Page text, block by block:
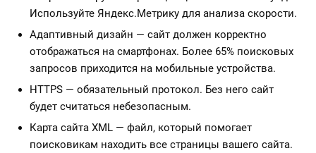
Используйте Яндекс.Метрику для анализа скорости.
Адаптивный дизайн — сайт должен корректно
отображаться на смартфонах. Более 65% поисковых
запросов приходится на мобильные устройства.
HTTPS — обязательный протокол. Без него сайт
будет считаться небезопасным.
Карта сайта XML — файл, который помогает
поисковикам находить все страницы вашего сайта.